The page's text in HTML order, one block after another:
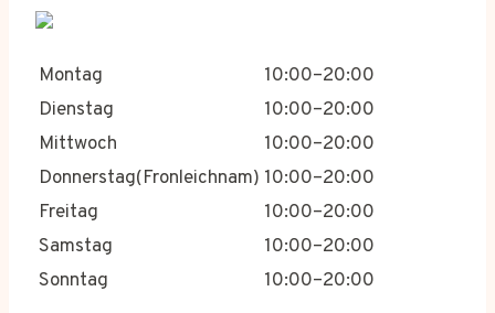
Montag
10:00–20:00
Dienstag
10:00–20:00
Mittwoch
10:00–20:00
Donnerstag(Fronleichnam) 10:00–20:00
Freitag
10:00–20:00
Samstag
10:00–20:00
Sonntag
10:00–20:00